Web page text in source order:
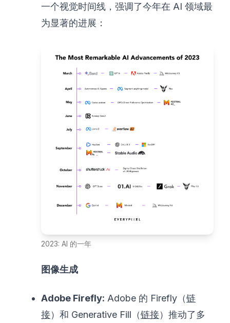
一个视觉时间线，强调了今年在 AI 领域最
为显著的进展：
2023: AI 的一年
图像生成
Adobe Firefly: Adobe 的 Firefly（链
接）和 Generative Fill（链接）推动了多